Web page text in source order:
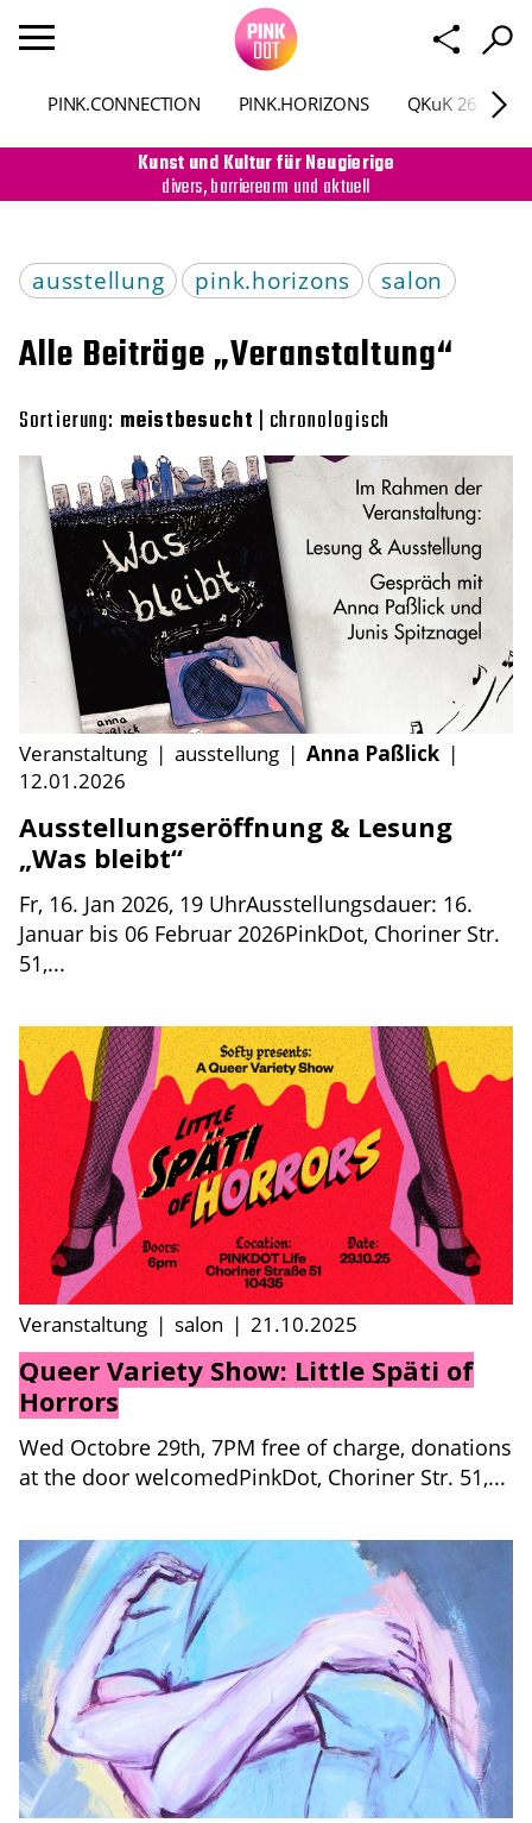
PINK.CONNECTION PINK.HORIZONS QKuK 26
Kunst und Kultur für Neugierige
divers, barrierearm und aktuell
ausstellung pink.horizons salon
Alle Beiträge „Veranstaltung“
Sortierung: meistbesucht | chronologisch
Veranstaltung | ausstellung | Anna Paßlick |
12.01.2026
Ausstellungseröffnung & Lesung
„Was bleibt“
Fr, 16. Jan 2026, 19 UhrAusstellungsdauer: 16.
Januar bis 06 Februar 2026PinkDot, Choriner Str.
51,...
Veranstaltung | salon | 21.10.2025
Queer Variety Show: Little Späti of
Horrors
Wed Octobre 29th, 7PM free of charge, donations
at the door welcomedPinkDot, Choriner Str. 51,...